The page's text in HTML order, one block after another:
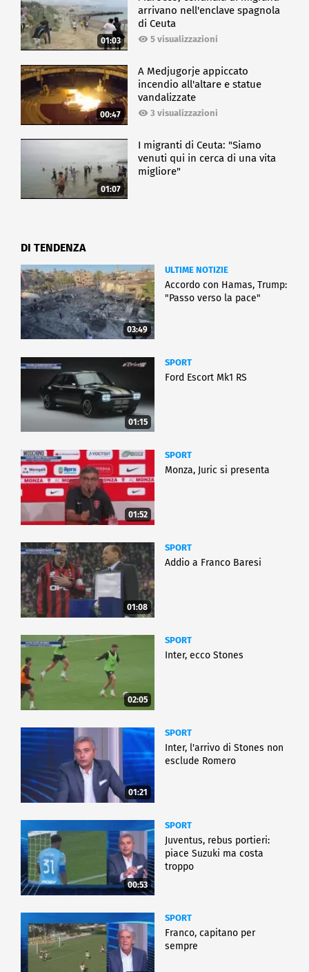
01:03
arrivano nell'enclave spagnola
di Ceuta
5 visualizzazioni
00:47
A Medjugorje appiccato
incendio all'altare e statue
vandalizzate
3 visualizzazioni
01:07
I migranti di Ceuta: "Siamo
venuti qui in cerca di una vita
migliore"
DI TENDENZA
03:49
ULTIME NOTIZIE
Accordo con Hamas, Trump:
"Passo verso la pace"
01:15
SPORT
Ford Escort Mk1 RS
01:52
SPORT
Monza, Juric si presenta
01:08
SPORT
Addio a Franco Baresi
02:05
SPORT
Inter, ecco Stones
01:21
SPORT
Inter, l'arrivo di Stones non
esclude Romero
00:53
SPORT
Juventus, rebus portieri:
piace Suzuki ma costa
troppo
SPORT
Franco, capitano per
sempre